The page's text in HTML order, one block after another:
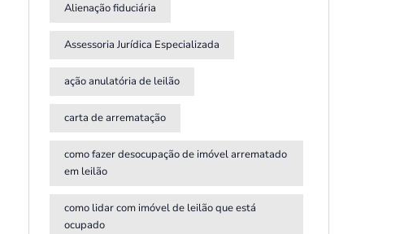
Alienação fiduciária
Assessoria Jurídica Especializada
ação anulatória de leilão
carta de arrematação
como fazer desocupação de imóvel arrematado
em leilão
como lidar com imóvel de leilão que está
ocupado